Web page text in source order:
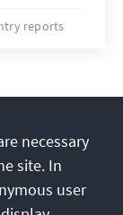
die neue
reports
necessary
site. In
user